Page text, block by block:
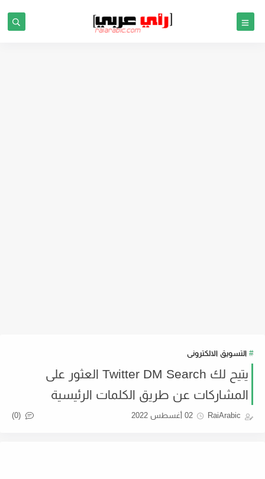
التسويق الالكترونى
يتيح لك Twitter DM Search العثور على
المشاركات عن طريق الكلمات الرئيسية
RaiArabic 02 أغسطس 2022 (0)